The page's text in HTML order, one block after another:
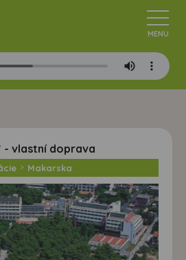
- vlastní doprava
> Makarska